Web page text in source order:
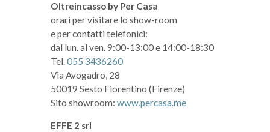
Oltreincasso by Per Casa
orari per visitare lo show-room
e per contatti telefonici:
dal lun. al ven. 9:00-13:00 e 14:00-18:30
Tel.055 3436260
Via Avogadro, 28
50019 Sesto Fiorentino (Firenze)
Sito showroom: www.percasa.me
EFFE 2 srl